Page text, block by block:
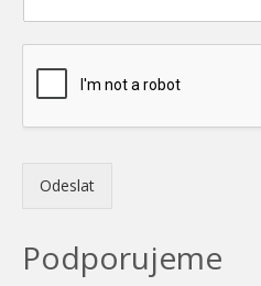
Odeslat
Podporujeme